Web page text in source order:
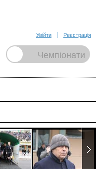
Увійти Реєстрація